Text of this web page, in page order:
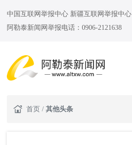
中国互联网举报中心 新疆互联网举报中心
阿勒泰新闻网举报电话：0906-2121638
首页 / 其他头条